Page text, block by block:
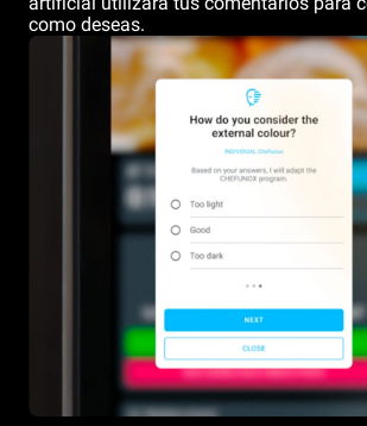
como deseas.